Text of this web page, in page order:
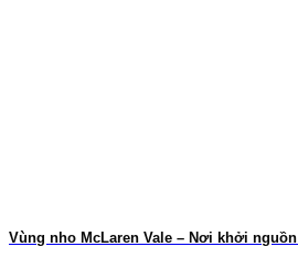
Vùng nho McLaren Vale – Nơi khởi